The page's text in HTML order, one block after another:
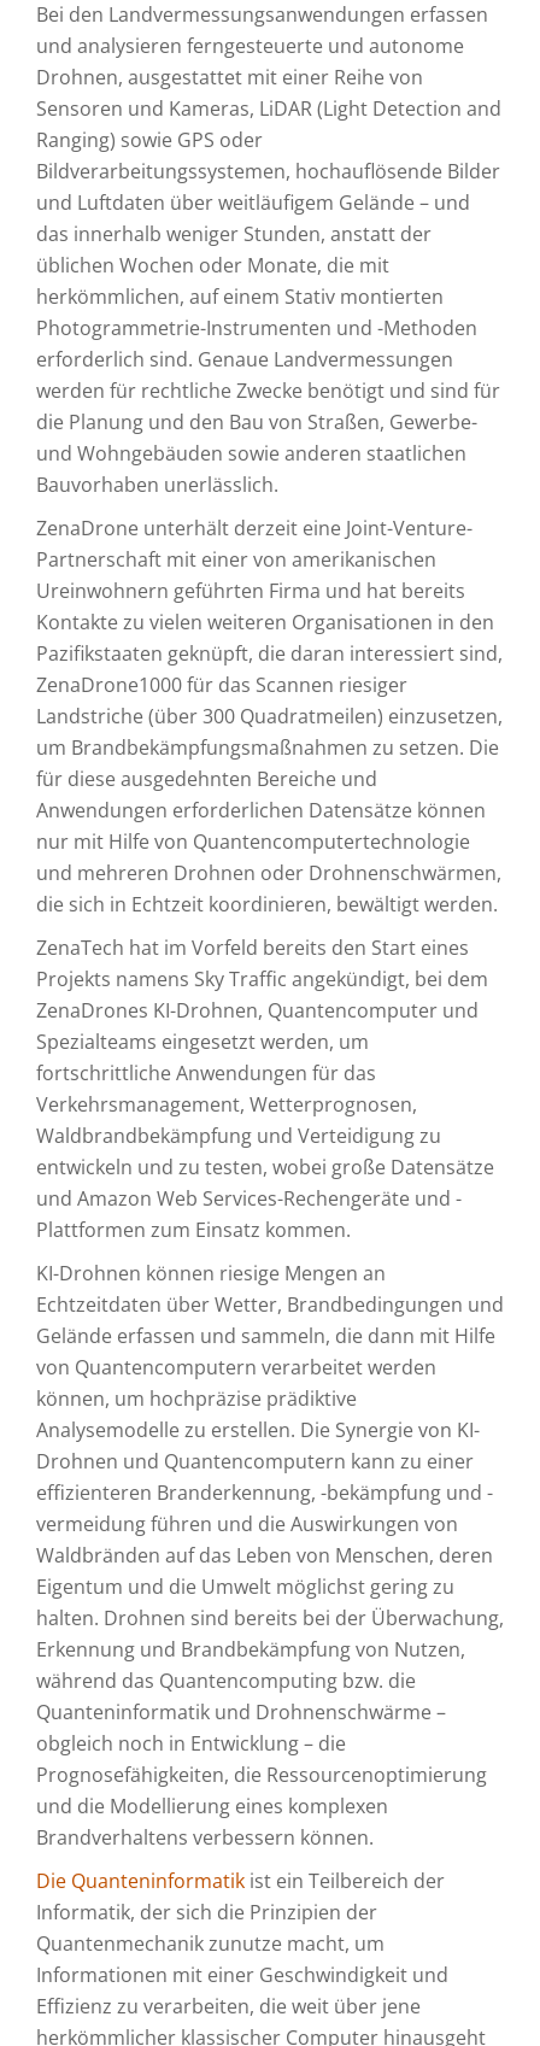
Bei den Landvermessungsanwendungen erfassen
und analysieren ferngesteuerte und autonome
Drohnen, ausgestattet mit einer Reihe von
Sensoren und Kameras, LiDAR (Light Detection and
Ranging) sowie GPS oder
Bildverarbeitungssystemen, hochauflösende Bilder
und Luftdaten über weitläufigem Gelände – und
das innerhalb weniger Stunden, anstatt der
üblichen Wochen oder Monate, die mit
herkömmlichen, auf einem Stativ montierten
Photogrammetrie-Instrumenten und -Methoden
erforderlich sind. Genaue Landvermessungen
werden für rechtliche Zwecke benötigt und sind für
die Planung und den Bau von Straßen, Gewerbe-
und Wohngebäuden sowie anderen staatlichen
Bauvorhaben unerlässlich.
ZenaDrone unterhält derzeit eine Joint-Venture-
Partnerschaft mit einer von amerikanischen
Ureinwohnern geführten Firma und hat bereits
Kontakte zu vielen weiteren Organisationen in den
Pazifikstaaten geknüpft, die daran interessiert sind,
ZenaDrone1000 für das Scannen riesiger
Landstriche (über 300 Quadratmeilen) einzusetzen,
um Brandbekämpfungsmaßnahmen zu setzen. Die
für diese ausgedehnten Bereiche und
Anwendungen erforderlichen Datensätze können
nur mit Hilfe von Quantencomputertechnologie
und mehreren Drohnen oder Drohnenschwärmen,
die sich in Echtzeit koordinieren, bewältigt werden.
ZenaTech hat im Vorfeld bereits den Start eines
Projekts namens Sky Traffic angekündigt, bei dem
ZenaDrones KI-Drohnen, Quantencomputer und
Spezialteams eingesetzt werden, um
fortschrittliche Anwendungen für das
Verkehrsmanagement, Wetterprognosen,
Waldbrandbekämpfung und Verteidigung zu
entwickeln und zu testen, wobei große Datensätze
und Amazon Web Services-Rechengeräte und -
Plattformen zum Einsatz kommen.
KI-Drohnen können riesige Mengen an
Echtzeitdaten über Wetter, Brandbedingungen und
Gelände erfassen und sammeln, die dann mit Hilfe
von Quantencomputern verarbeitet werden
können, um hochpräzise prädiktive
Analysemodelle zu erstellen. Die Synergie von KI-
Drohnen und Quantencomputern kann zu einer
effizienteren Branderkennung, -bekämpfung und -
vermeidung führen und die Auswirkungen von
Waldbränden auf das Leben von Menschen, deren
Eigentum und die Umwelt möglichst gering zu
halten. Drohnen sind bereits bei der Überwachung,
Erkennung und Brandbekämpfung von Nutzen,
während das Quantencomputing bzw. die
Quanteninformatik und Drohnenschwärme –
obgleich noch in Entwicklung – die
Prognosefähigkeiten, die Ressourcenoptimierung
und die Modellierung eines komplexen
Brandverhaltens verbessern können.
Die Quanteninformatik ist ein Teilbereich der
Informatik, der sich die Prinzipien der
Quantenmechanik zunutze macht, um
Informationen mit einer Geschwindigkeit und
Effizienz zu verarbeiten, die weit über jene
herkömmlicher klassischer Computer hinausgeht